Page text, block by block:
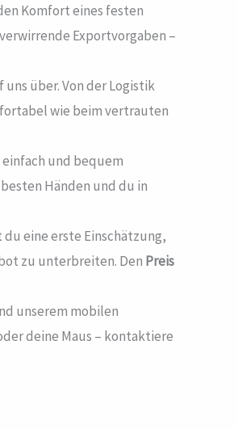
Komfort eines festen
Exportvorgaben –
über. Von der Logistik
wie beim vertrauten
einfach und bequem
Händen und du in
eine erste Einschätzung,
zu unterbreiten. Den Preis
unserem mobilen
deine Maus – kontaktiere